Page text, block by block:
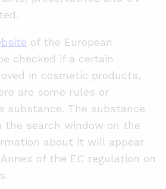
of the European
checked if a certain
in cosmetic products,
are some rules or
substance. The substance
the search window on the
about it will appear
of the EC regulation on